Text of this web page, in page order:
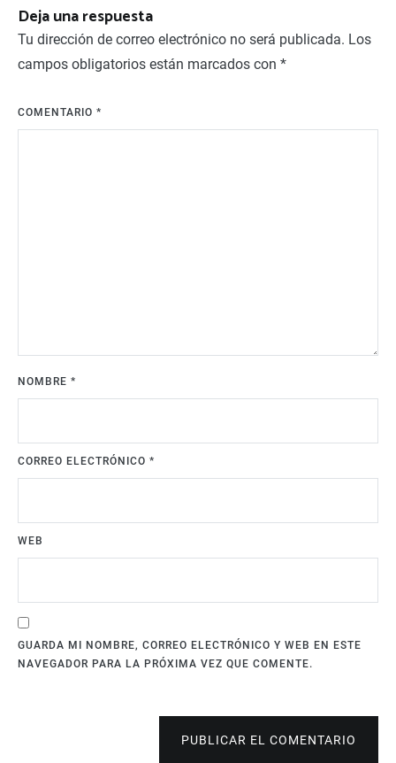
Deja una respuesta
Tu dirección de correo electrónico no será publicada. Los
campos obligatorios están marcados con *
COMENTARIO *
NOMBRE *
CORREO ELECTRÓNICO *
WEB
GUARDA MI NOMBRE, CORREO ELECTRÓNICO Y WEB EN ESTE
NAVEGADOR PARA LA PRÓXIMA VEZ QUE COMENTE.
PUBLICAR EL COMENTARIO